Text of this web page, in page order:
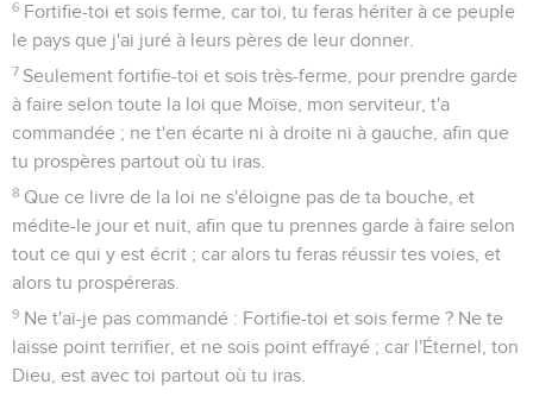
6 Fortifie-toi et sois ferme, car toi, tu feras hériter à ce peuple
le pays que j'ai juré à leurs pères de leur donner.
7 Seulement fortifie-toi et sois très-ferme, pour prendre garde
à faire selon toute la loi que Moïse, mon serviteur, t'a
commandée ; ne t'en écarte ni à droite ni à gauche, afin que
tu prospères partout où tu iras.
8 Que ce livre de la loi ne s'éloigne pas de ta bouche, et
médite-le jour et nuit, afin que tu prennes garde à faire selon
tout ce qui y est écrit ; car alors tu feras réussir tes voies, et
alors tu prospéreras.
9 Ne t'ai-je pas commandé : Fortifie-toi et sois ferme ? Ne te
laisse point terrifier, et ne sois point effrayé ; car l'Éternel, ton
Dieu, est avec toi partout où tu iras.